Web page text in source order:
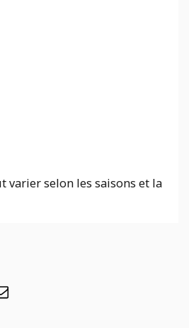
varier selon les saisons et la